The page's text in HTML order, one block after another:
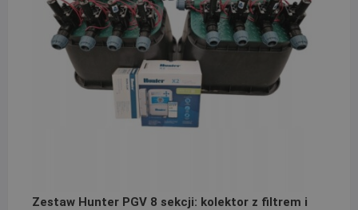
Zestaw Hunter PGV 8 sekcji: kolektor z filtrem i